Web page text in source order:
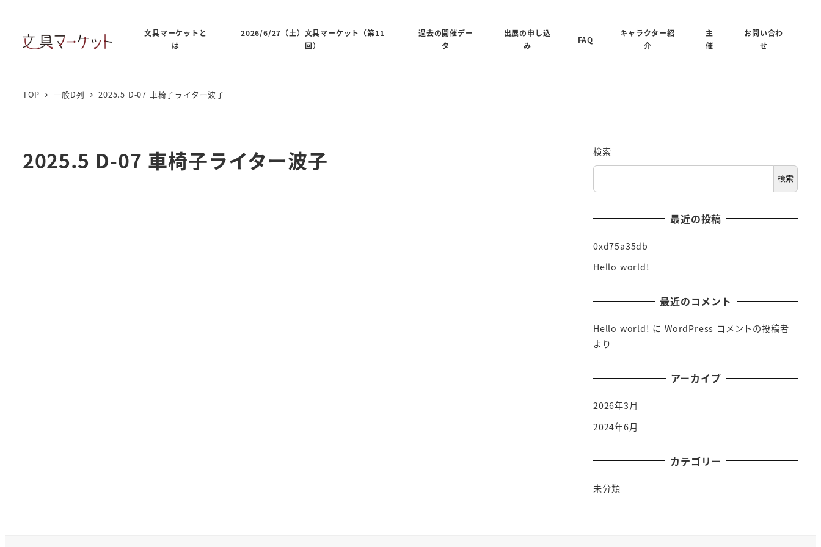
文具マーケットと
は
2026/6/27（土）文具マーケット（第11
回）
過去の開催デー
タ
出展の申し込
み
FAQ
キャラクター紹
介
主
催
お問い合わ
せ
TOP 一般D列 2025.5 D-07 車椅子ライター波子
2025.5 D-07 車椅子ライター波子 検索
検索
最近の投稿
0xd75a35db
Hello world!
最近のコメント
Hello world! にWordPress コメントの投稿者
より
アーカイブ
2026年3月
2024年6月
カテゴリー
未分類